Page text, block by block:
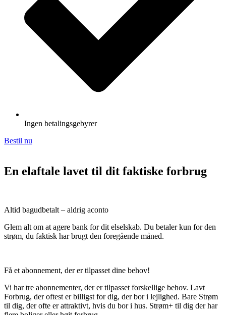
Ingen betalingsgebyrer
Bestil nu
En elaftale lavet til dit faktiske forbrug
Altid bagudbetalt – aldrig aconto
Glem alt om at agere bank for dit elselskab. Du betaler kun for den
strøm, du faktisk har brugt den foregående måned.
Få et abonnement, der er tilpasset dine behov!
Vi har tre abonnementer, der er tilpasset forskellige behov. Lavt
Forbrug, der oftest er billigst for dig, der bor i lejlighed. Bare Strøm
til dig, der ofte er attraktivt, hvis du bor i hus. Strøm+ til dig der har